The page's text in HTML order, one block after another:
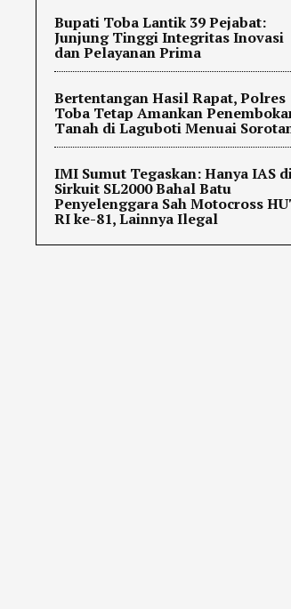
Bupati Toba Lantik 39 Pejabat:
Junjung Tinggi Integritas Inovasi
dan Pelayanan Prima
Bertentangan Hasil Rapat, Polres
Toba Tetap Amankan
Tanah di Laguboti Menuai
IMI Sumut Tegaskan: Hanya IAS
Sirkuit SL2000 Bahal Batu
Penyelenggara Sah Motocross
RI ke-81, Lainnya Ilegal